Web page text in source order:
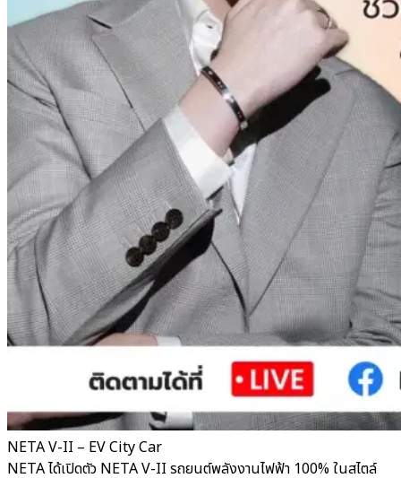
NETA V-II – EV City Car
NETA ได้เปิดตัว NETA V-II รถยนต์พลังงานไฟฟ้า 100% ในสไตล์